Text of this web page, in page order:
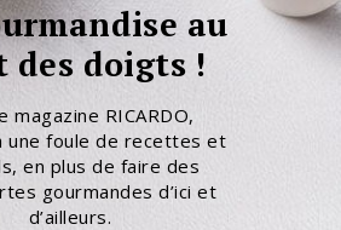
au
des doigts !
magazine RICARDO,
une foule de recettes et
en plus de faire des
gourmandes d’ici et
d’ailleurs.